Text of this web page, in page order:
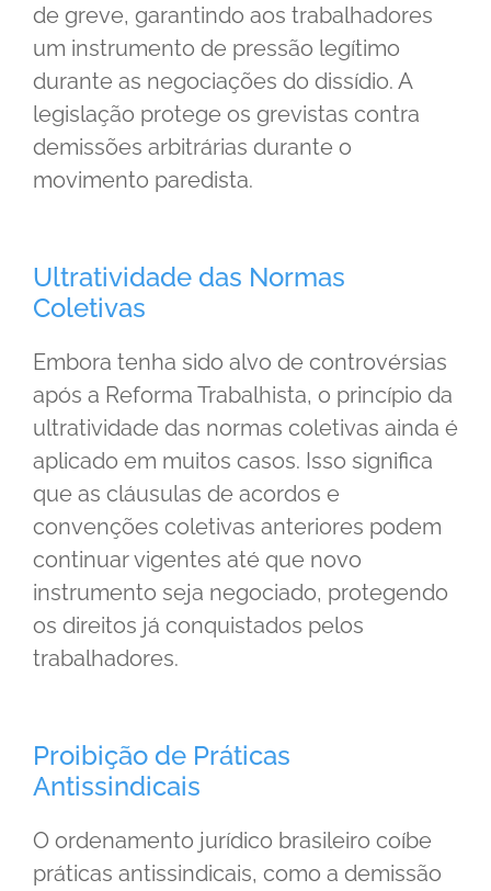
de greve, garantindo aos trabalhadores
um instrumento de pressão legítimo
durante as negociações do dissídio. A
legislação protege os grevistas contra
demissões arbitrárias durante o
movimento paredista.
Ultratividade das Normas
Coletivas
Embora tenha sido alvo de controvérsias
após a Reforma Trabalhista, o princípio da
ultratividade das normas coletivas ainda é
aplicado em muitos casos. Isso significa
que as cláusulas de acordos e
convenções coletivas anteriores podem
continuar vigentes até que novo
instrumento seja negociado, protegendo
os direitos já conquistados pelos
trabalhadores.
Proibição de Práticas
Antissindicais
O ordenamento jurídico brasileiro coíbe
práticas antissindicais, como a demissão